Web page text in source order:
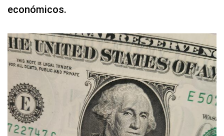
económicos.